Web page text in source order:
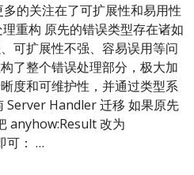
的关注在了可扩展性和易用性
重构 原先的错误类型存在诸如
可扩展性不强、容易误用等问
了整个错误处理部分，极大加
度和可维护性，并通过类型系
Server Handler 迁移 如果原先
anyhow:Result 改为
可： …